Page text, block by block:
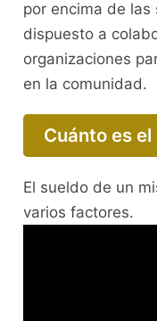
por encima de las
dispuesto a
organizaciones
en la comunidad.
Cuánto es
El sueldo de un
varios factores.